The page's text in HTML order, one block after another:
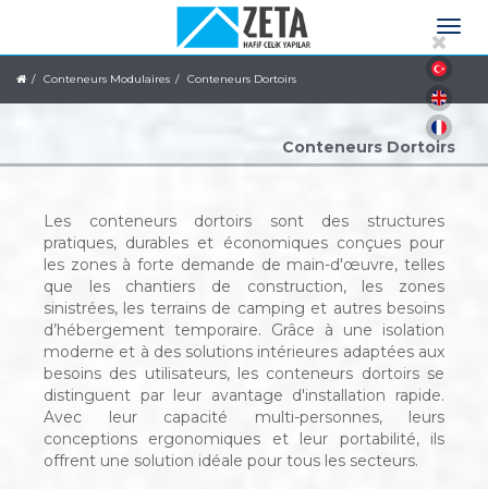
Conteneurs Modulaires Conteneurs Dortoirs
Conteneurs Dortoirs
Les conteneurs dortoirs sont des structures
pratiques, durables et économiques conçues pour
les zones à forte demande de main-d'œuvre, telles
que les chantiers de construction, les zones
sinistrées, les terrains de camping et autres besoins
d’hébergement temporaire. Grâce à une isolation
moderne et à des solutions intérieures adaptées aux
besoins des utilisateurs, les conteneurs dortoirs se
distinguent par leur avantage d'installation rapide.
Avec leur capacité multi-personnes, leurs
conceptions ergonomiques et leur portabilité, ils
offrent une solution idéale pour tous les secteurs.